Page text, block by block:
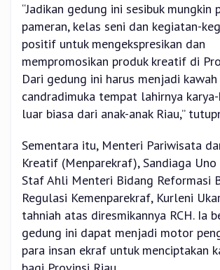
“Jadikan gedung ini sesibuk mungkin
pameran, kelas seni dan kegiatan-
positif untuk mengekspresikan dan
mempromosikan produk kreatif di
Dari gedung ini harus menjadi kawah
candradimuka tempat lahirnya
luar biasa dari anak-anak Riau,”
Sementara itu, Menteri Pariwisata
Kreatif (Menparekraf), Sandiaga
Staf Ahli Menteri Bidang Reformasi
Regulasi Kemenparekraf, Kurleni
tahniah atas diresmikannya RCH. Ia
gedung ini dapat menjadi motor
para insan ekraf untuk menciptakan